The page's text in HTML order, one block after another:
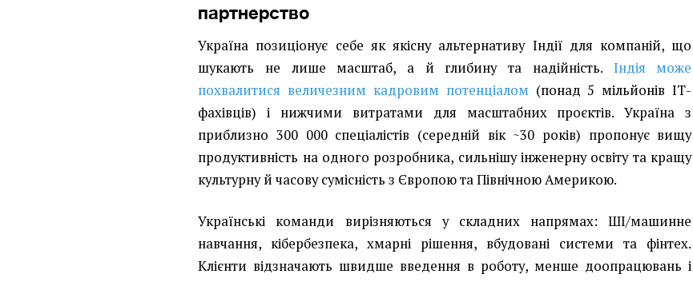
партнерство
Україна позиціонує себе як якісну альтернативу Індії для компаній, що
шукають не лише масштаб, а й глибину та надійність. Індія може
похвалитися величезним кадровим потенціалом(понад 5 мільйонів ІТ-
фахівців) і нижчими витратами для масштабних проєктів. Україна з
приблизно 300 000 спеціалістів (середній вік ~30 років) пропонує вищу
продуктивність на одного розробника, сильнішу інженерну освіту та кращу
культурну й часову сумісність з Європою та Північною Америкою.
Українські команди вирізняються у складних напрямах: ШІ/машинне
навчання, кібербезпека, хмарні рішення, вбудовані системи та фінтех.
Клієнти відзначають швидше введення в роботу, менше доопрацювань і